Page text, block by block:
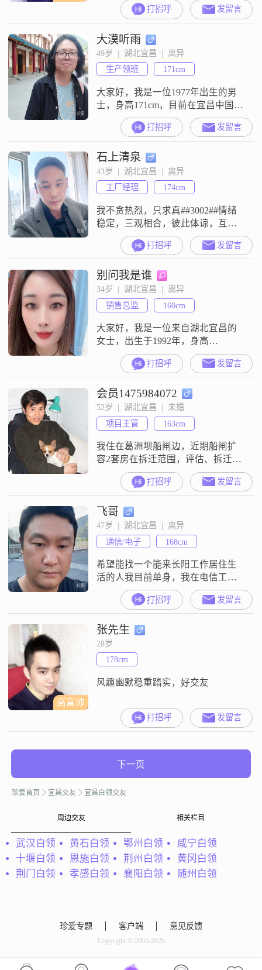
打招呼 发留言
大漠听雨
49岁  |  湖北宜昌  |  离异
生产领班
171cm
大家好，我是一位1977年出生的男
士，身高171cm，目前在宜昌中国能
建工作##3002##我的月收入在12001
到20000元之间，虽然不算特别高，
但还算稳定，能够满足基本的生活
需求##3002##我的学历是大专，在
工作中积累了不少经验##3002##我
性格比较温和，耐心包容是我最大
的特点##3002##在生活中，我
打招呼 发留言
石上清泉
43岁  |  湖北宜昌  |  离异
工厂经理
174cm
我不贪热烈，只求真##3002##情绪
稳定，三观相合，彼此体谅，互相
撑腰##3002##不内耗，不敷衍，不
将就##3002##愿遇同频人，安稳度
余生##3002##
打招呼 发留言
别问我是谁
34岁  |  湖北宜昌  |  离异
销售总监
160cm
大家好，我是一位来自湖北宜昌的
女士，出生于1992年，身高
160cm##3002##目前我的月收入在
12001到20000元之间，虽然学历是
高中及以下，但我一直保持着对生
活的热爱和积极向上的态度
##3002##我性格温柔体贴，总是愿
意去理解和关心他人##3002##在生
活中，我开朗爱笑，善于与人相
处，总能给周围的人带来
打招呼 发留言
会员1475984072
52岁  |  湖北宜昌  |  未婚
项目主管
163cm
我住在葛洲坝船闸边，近期船闸扩
容2套房在拆迁范围，评估、拆迁、
搬家、装修新房....一个人有点忙。
央企项目经理、总工，父母在三峡
大学，校园里生、长，有点艺术
范，在宜昌市内5房一轿一跑一越
野，烟酒不沾吃喝嫖赌不碰，很宅
除了出差、旅游基本不出门，小有
洁癖愤青。希望你三观正确懂事明
理，温柔善良勤快顾家。我用三世
的情换你一生的
打招呼 发留言
飞哥
47岁  |  湖北宜昌  |  离异
通信/电子
168cm
希望能找一个能来长阳工作居住生
活的人我目前单身，我在电信工
作，自己承包了一个营业厅，还有
一家水暖建材门店！有稳定的工作
和收入！希望能在这里找到一个体
贴温柔的另一半，陪伴我度过一
生！
打招呼 发留言
高富帅
张先生
28岁
178cm
风趣幽默稳重踏实，好交友
打招呼 发留言
下一页
珍爱首页 宜昌交友 宜昌白领交友
周边交友 相关栏目
武汉白领 黄石白领 鄂州白领
咸宁白领
十堰白领
恩施白领 荆州白领
黄冈白领
荆门白领
孝感白领 襄阳白领 随州白领
珍爱专题 客户端 意见反馈
Copyright © 2005-2026